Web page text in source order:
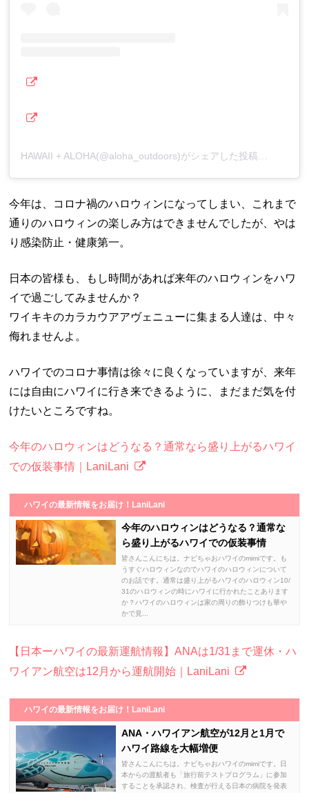
今年は、コロナ禍のハロウィンになってしまい、これまで
通りのハロウィンの楽しみ方はできませんでしたが、やは
り感染防止・健康第一。
日本の皆様も、もし時間があれば来年のハロウィンをハワ
イで過ごしてみませんか？
ワイキキのカラカウアアヴェニューに集まる人達は、中々
侮れませんよ。
ハワイでのコロナ事情は徐々に良くなっていますが、来年
には自由にハワイに行き来できるように、まだまだ気を付
けたいところですね。
今年のハロウィンはどうなる？通常なら盛り上がるハワイ
での仮装事情｜LaniLani
ハワイの最新情報をお届け！LaniLani
今年のハロウィンはどうなる？通常な
ら盛り上がるハワイでの仮装事情
皆さんこんにちは。ナビちゃおハワイのmimiです。も
うすぐハロウィンなのでハワイのハロウィンについて
のお話です。通常は盛り上がるハワイのハロウィン10/
31のハロウィンの時にハワイに行かれたことあります
か？ハワイのハロウィンは家の周りの飾りつけも華や
かで見...
【日本ーハワイの最新運航情報】ANAは1/31まで運休・ハ
ワイアン航空は12月から運航開始｜LaniLani
ハワイの最新情報をお届け！LaniLani
ANA・ハワイアン航空が12月と1月で
ハワイ路線を大幅増便
皆さんこんにちは。ナビちゃおハワイのmimiです。日
本からの渡航者も「旅行前テストプログラム」に参加
することを承認され、検査が行える日本の病院を発表